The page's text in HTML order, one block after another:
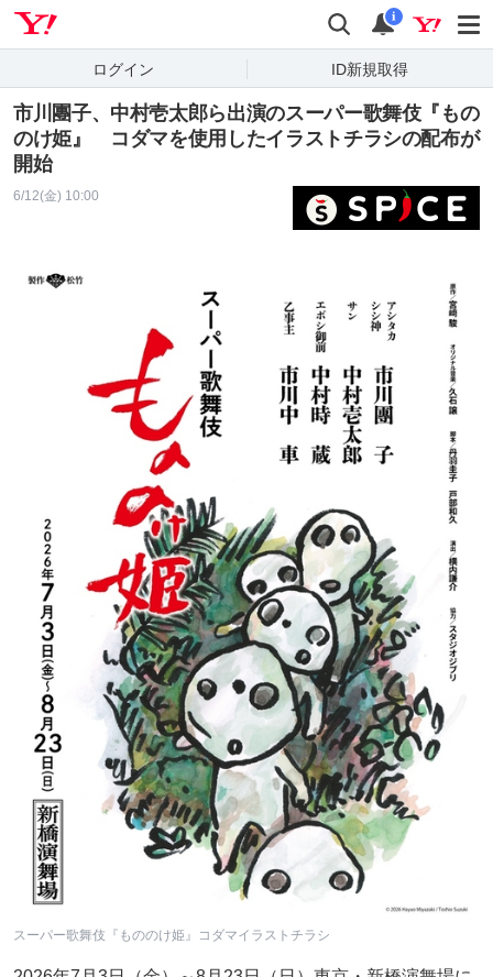
検索 通知
i
ログイン ID新規取得
市川團子、中村壱太郎ら出演のスーパー歌舞伎『もの
のけ姫』 コダマを使用したイラストチラシの配布が
開始
6/12(金) 10:00
スーパー歌舞伎『もののけ姫』コダマイラストチラシ